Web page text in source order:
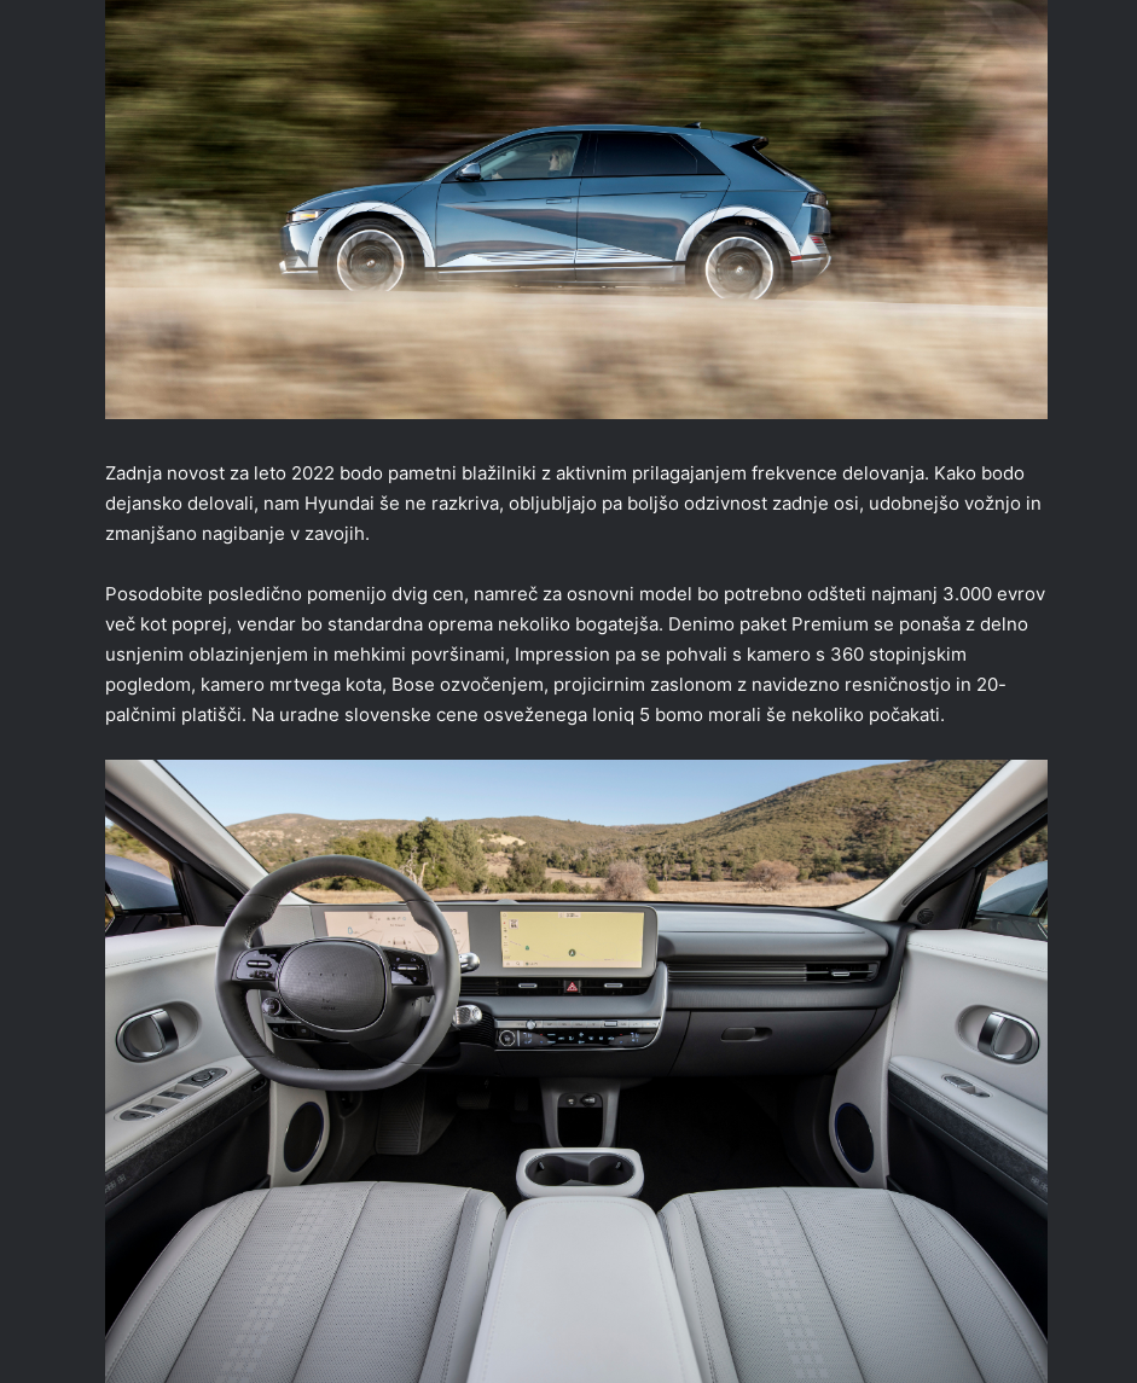
Zadnja novost za leto 2022 bodo pametni blažilniki z aktivnim prilagajanjem frekvence delovanja. Kako bodo
dejansko delovali, nam Hyundai še ne razkriva, obljubljajo pa boljšo odzivnost zadnje osi, udobnejšo vožnjo in
zmanjšano nagibanje v zavojih.
Posodobite posledično pomenijo dvig cen, namreč za osnovni model bo potrebno odšteti najmanj 3.000 evrov
več kot poprej, vendar bo standardna oprema nekoliko bogatejša. Denimo paket Premium se ponaša z delno
usnjenim oblazinjenjem in mehkimi površinami, Impression pa se pohvali s kamero s 360 stopinjskim
pogledom, kamero mrtvega kota, Bose ozvočenjem, projicirnim zaslonom z navidezno resničnostjo in 20-
palčnimi platišči. Na uradne slovenske cene osveženega Ioniq 5 bomo morali še nekoliko počakati.